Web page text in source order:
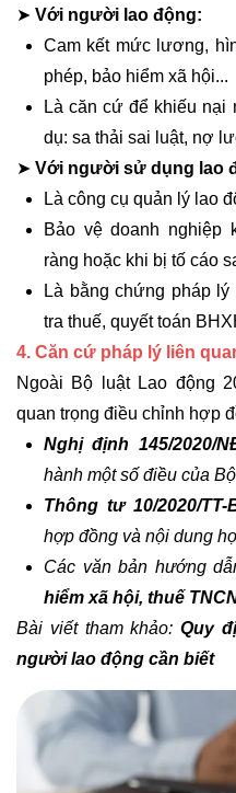
➤ Với người lao động:
Cam kết mức lương,
phép, bảo hiểm xã hội...
Là căn cứ để khiếu nại
dụ: sa thải sai luật, nợ
➤ Với người sử dụng lao
Là công cụ quản lý lao
Bảo vệ doanh nghiệp
ràng hoặc khi bị tố cáo
Là bằng chứng pháp lý
tra thuế, quyết toán
4. Căn cứ pháp lý liên
Ngoài Bộ luật Lao động
quan trọng điều chỉnh hợp
Nghị định 145/2020/
hành một số điều của
Thông tư 10/2020/TT-
hợp đồng và nội dung
Các văn bản hướng
hiểm xã hội, thuế
Bài viết tham khảo:Quy
người lao động cần biết